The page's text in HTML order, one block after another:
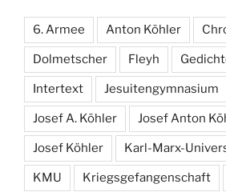
6. Armee Anton Köhler
Dolmetscher Fleyh
Intertext Jesuitengymnasium
Josef A. Köhler Josef Anton
Josef Köhler Karl-Marx-
KMU Kriegsgefangenschaft